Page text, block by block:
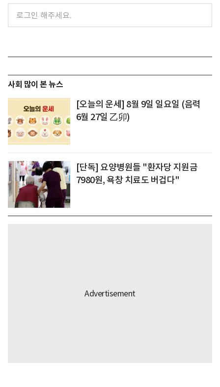
사회 많이 본 뉴스
[오늘의 운세] 8월 9일 일요일 (음력
6월 27일 乙卯)
[단독] 요양병원들 "환자당 지원금
7980원, 욕창 치료도 버겁다"